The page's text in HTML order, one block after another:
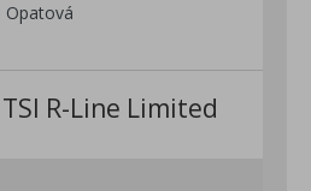
Opatová
R-Line Limited